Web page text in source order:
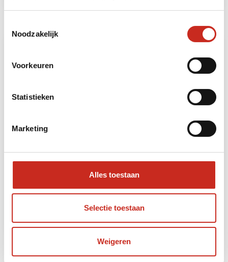
Noodzakelijk
Voorkeuren
Statistieken
Marketing
Alles toestaan
Selectie toestaan
Weigeren
vanaf €175 per persoon
Lees meer